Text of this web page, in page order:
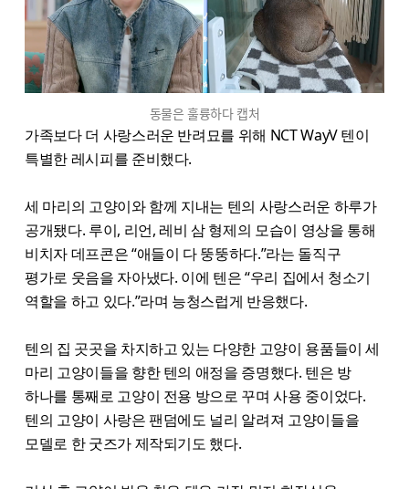
동물은 훌륭하다 캡처
가족보다 더 사랑스러운 반려묘를 위해 NCT WayV 텐이
특별한 레시피를 준비했다.
세 마리의 고양이와 함께 지내는 텐의 사랑스러운 하루가
공개됐다. 루이, 리언, 레비 삼 형제의 모습이 영상을 통해
비치자 데프콘은 “애들이 다 뚱뚱하다.”라는 돌직구
평가로 웃음을 자아냈다. 이에 텐은 “우리 집에서 청소기
역할을 하고 있다.”라며 능청스럽게 반응했다.
텐의 집 곳곳을 차지하고 있는 다양한 고양이 용품들이 세
마리 고양이들을 향한 텐의 애정을 증명했다. 텐은 방
하나를 통째로 고양이 전용 방으로 꾸며 사용 중이었다.
텐의 고양이 사랑은 팬덤에도 널리 알려져 고양이들을
모델로 한 굿즈가 제작되기도 했다.